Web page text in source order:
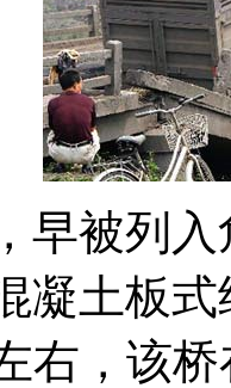
早被列
凝土板
右，该